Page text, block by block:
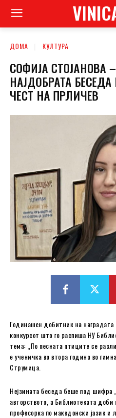
ДОМА КУЛТУРА
СОФИЈА СТОЈАНОВА
НАЈДОБРАТА
ЧЕСТ НА ПРЛИЧЕВ
Годинашен добитник на
конкурсот што го распиша НУ
тема: „По песната птиците се
е ученичка во втора година во
Струмица.
Нејзината беседа беше под шифра
авторството, а Библиотеката
професорка по македонски јазик и